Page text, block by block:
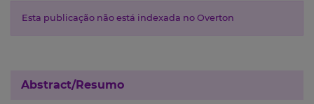
Esta publicação não está indexada no Overton
Abstract/Resumo